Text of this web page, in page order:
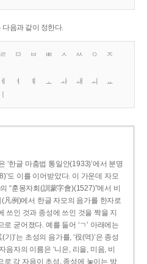
다음과 같이 정한다.
ㄹ ㅁ ㅂ ㅃ ㅅ ㅆ ㅇ
ㅈ
ㅔ ㅕ ㅖ ㅗ ㅘ ㅙ ㅚ
ㅛ
‘한글 마춤법 통일안(1933)’에서 분명
도 이를 이어받았다. 이 가운데 자모
“훈몽자회(訓蒙字會)(1527)”에서 비
凡例)에서 한글 자모의 음가를 한자로
쓰인 것과 종성에 쓰인 것을 짝을 지
굳어졌다. 예를 들어 ‘ㄱ’ 아래에는
기)’는 초성의 음가를, ‘役(역)’은 종성
자의 이름은 ‘니은, 리을, 미음, 비
로 각 자음이 초성, 종성에 놓이는 방